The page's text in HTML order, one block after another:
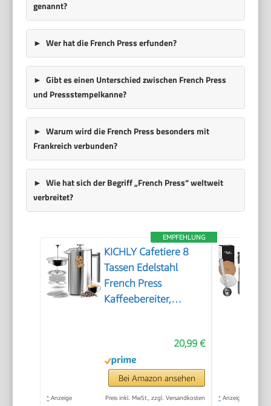
genannt?
Wer hat die French Press erfunden?
Gibt es einen Unterschied zwischen French Press
und Pressstempelkanne?
Warum wird die French Press besonders mit
Frankreich verbunden?
Wie hat sich der Begriff „French Press“ weltweit
verbreitet?
EMPFEHLUNG
KICHLY Cafetiere 8
Tassen Edelstahl
French Press
Kaffeebereiter,
Filtrationssystem –
Doppelwandig
Isolierte Kaffettiere
mit 1 Extra Filter –
20,99 €
Bei Amazon ansehen
* Anzeige Preis inkl. MwSt., zzgl. Versandkosten * Anzeige